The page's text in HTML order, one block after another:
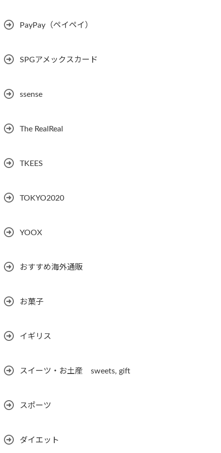
PayPay（ペイペイ）
SPGアメックスカード
ssense
The RealReal
TKEES
TOKYO2020
YOOX
おすすめ海外通販
お菓子
イギリス
スイーツ・お土産 sweets, gift
スポーツ
ダイエット